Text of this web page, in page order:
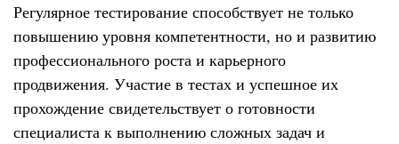
Регулярное тестирование способствует не только
повышению уровня компетентности, но и развитию
профессионального роста и карьерного
продвижения. Участие в тестах и успешное их
прохождение свидетельствует о готовности
специалиста к выполнению сложных задач и